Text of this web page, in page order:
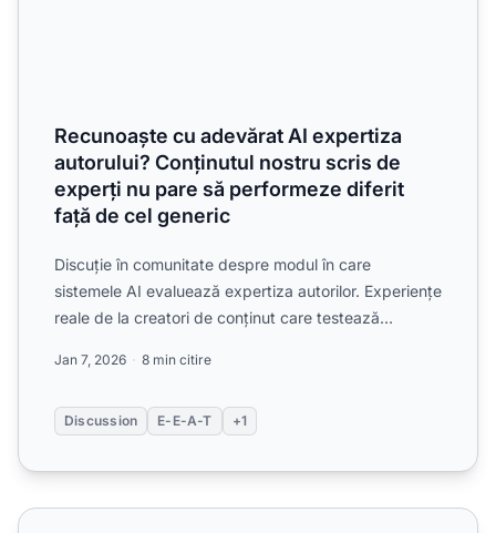
Recunoaște cu adevărat AI expertiza
autorului? Conținutul nostru scris de
experți nu pare să performeze diferit
față de cel generic
Discuție în comunitate despre modul în care
sistemele AI evaluează expertiza autorilor. Experiențe
reale de la creatori de conținut care testează
Jan 7, 2026 8 min citire
Discussion E-E-A-T +1
Cum demonstrezi expertiza astfel încât sistemele AI să